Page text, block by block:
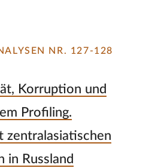
NR. 127-128
Korruption und
Profiling.
zentralasiatischen
in Russland